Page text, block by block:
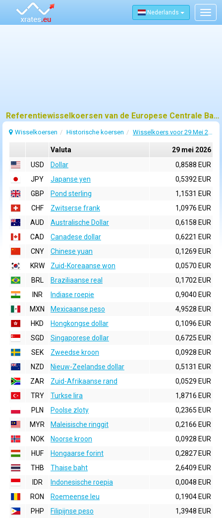
Nederlands
Referentiewisselkoersen van de Europese Centrale Bank (ECB) voor 29 mei 2026
Wisselkoersen Historische koersen Wisselkoers voor 29 Mei 2026
Valuta
29 mei 2026
USD
Dollar
0,8588 EUR
JPY
Japanse yen
0,5392 EUR
GBP
Pond sterling
1,1531 EUR
CHF
Zwitserse frank
1,0976 EUR
AUD
Australische Dollar
0,6158 EUR
CAD
Canadese dollar
0,6221 EUR
CNY
Chinese yuan
0,1269 EUR
KRW
Zuid-Koreaanse won
0,0570 EUR
BRL
Braziliaanse real
0,1702 EUR
INR
Indiase roepie
0,9040 EUR
MXN
Mexicaanse peso
4,9528 EUR
HKD
Hongkongse dollar
0,1096 EUR
SGD
Singaporese dollar
0,6725 EUR
SEK
Zweedse kroon
0,0928 EUR
NZD
Nieuw-Zeelandse dollar
0,5131 EUR
ZAR
Zuid-Afrikaanse rand
0,0529 EUR
TRY
Turkse lira
1,8716 EUR
PLN
Poolse zloty
0,2365 EUR
MYR
Maleisische ringgit
0,2166 EUR
NOK
Noorse kroon
0,0928 EUR
HUF
Hongaarse forint
0,2827 EUR
THB
Thaise baht
2,6409 EUR
IDR
Indonesische roepia
0,0048 EUR
RON
Roemeense leu
0,1904 EUR
PHP
Filipijnse peso
1,3948 EUR